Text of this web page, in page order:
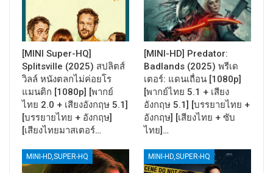
[MINI Super-HQ]
Splitsville (2025) สปลิตส์
วิลล์ หนังตลกไม่ค่อยโร
แมนติก [1080p] [พากย์
ไทย 2.0 + เสียงอังกฤษ 5.1]
[บรรยายไทย + อังกฤษ]
[เสียงไทยมาสเตอร์…
[MINI-HD] Predator:
Badlands (2025) พรีเด
เตอร์: แดนเถื่อน [1080p]
[พากย์ไทย 5.1 + เสียง
อังกฤษ 5.1] [บรรยายไทย +
อังกฤษ] [เสียงไทย + ซับ
ไทย]…
MINI-HD,SUPER-HQ MINI-HD,SUPER-HQ